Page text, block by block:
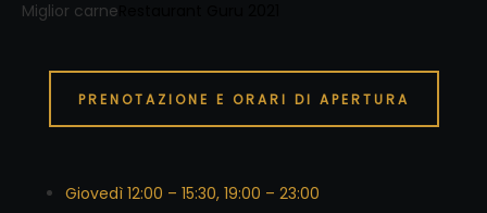
Miglior carne
PRENOTAZIONE E ORARI DI APERTURA
Giovedì 12:00 – 15:30, 19:00 – 23:00